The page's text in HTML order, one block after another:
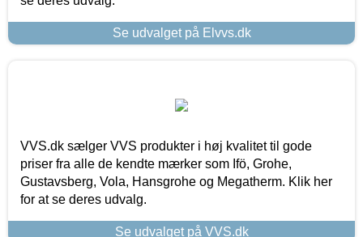
Se udvalget på Elvvs.dk
VVS.dk sælger VVS produkter i høj kvalitet til gode
priser fra alle de kendte mærker som Ifö, Grohe,
Gustavsberg, Vola, Hansgrohe og Megatherm. Klik her
for at se deres udvalg.
Se udvalget på VVS.dk